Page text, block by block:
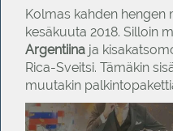
Kolmas kahden hengen
kesäkuuta 2018. Silloin
Argentiina ja
Rica-Sveitsi. Tämäkin
muutakin